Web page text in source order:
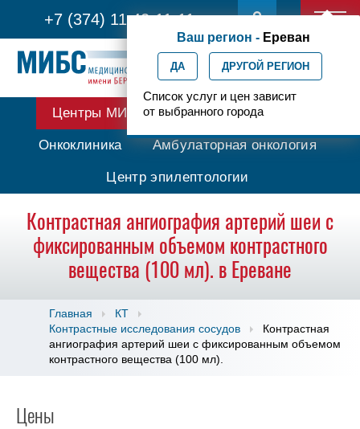
+7 (374) 11 42-11-11
Ваш регион - Ереван
ДА ДРУГОЙ РЕГИОН
Список услуг и цен зависит
от выбранного города
Центры МИБС Протонная терапия
Онкоклиника Амбулаторная онкология
Центр эпилептологии
Контрастная ангиография артерий шеи с
фиксированным объемом контрастного
вещества (100 мл). в Ереване
Главная
КТ
Контрастные исследования сосудов
Контрастная
ангиография артерий шеи с фиксированным объемом
контрастного вещества (100 мл).
Цены